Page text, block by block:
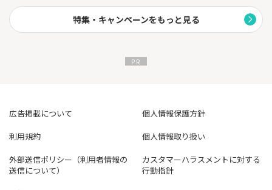
その時、人々はまだ気付いていなかった。
人々に希望を与える、呪われた少女たちの光に。
滅びた世界を救うため、少女たちは、堕ちた大地を解放してい
それが正義だと信じながら……
・ゲームから離れている間も少女たちが戦い、どんどん強くなる
・進行度によって開放されていく各コンテンツで無限に遊ぼう
・装備強化の方向で少女たちの育成を細かく左右できる
・仲間とコミュニケーションをとりながら、最強のギルドを作ろ
特集・キャンペーンをもっと見る
広告掲載について
個人情報保護方針
利用規約
個人情報取り扱い
外部送信ポリシー（利用者情報の
送信について）
カスタマーハラスメントに対する
行動指針